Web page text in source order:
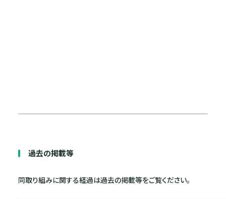
過去の掲載等
同取り組みに関する経過は過去の掲載等をご覧ください。